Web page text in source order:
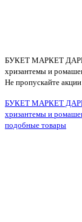
БУКЕТ МАРКЕТ
хризантемы и
Не пропускайте
БУКЕТ МАРКЕТ
хризантемы и
подобные товары